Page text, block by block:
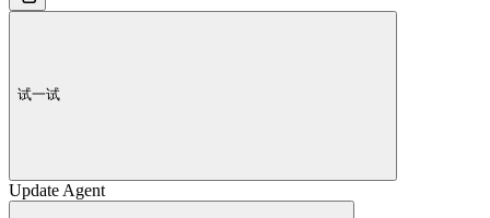
试一试
Update Agent